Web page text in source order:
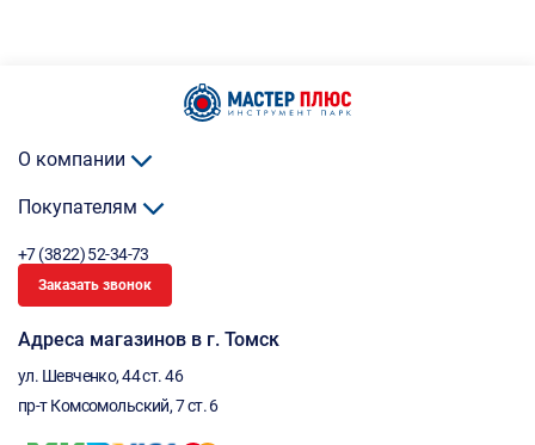
О компании
Покупателям
+7 (3822) 52-34-73
Заказать звонок
Адреса магазинов в г. Томск
ул. Шевченко, 44 ст. 46
пр-т Комсомольский, 7 ст. 6